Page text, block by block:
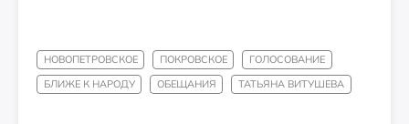
НОВОПЕТРОВСКОЕ ПОКРОВСКОЕ
ГОЛОСОВАНИЕ
БЛИЖЕ К НАРОДУ
ОБЕЩАНИЯ ТАТЬЯНА ВИТУШЕВА